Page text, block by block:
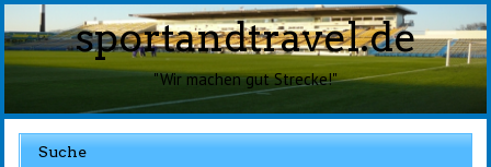
sportandtravel.de
"Wir machen gut Strecke!"
Suche